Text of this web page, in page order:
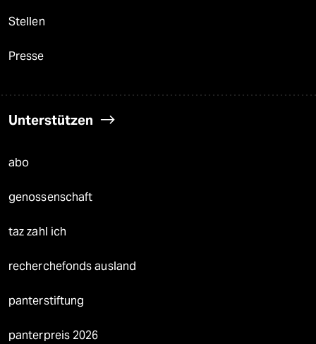
Stellen
Presse
Unterstützen
abo
genossenschaft
taz zahl ich
recherchefonds ausland
panterstiftung
panterpreis 2026